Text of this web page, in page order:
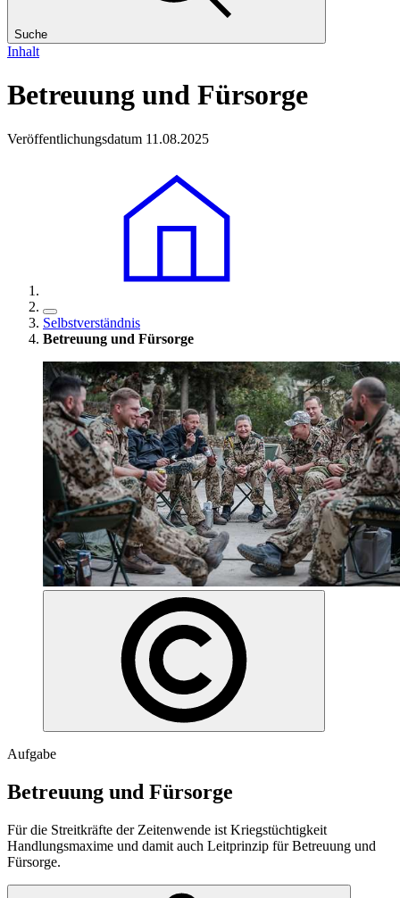
Suche
Inhalt
Betreuung und Fürsorge
Veröffentlichungsdatum 11.08.2025
Selbstverständnis
Betreuung und Fürsorge
Aufgabe
Betreuung und Fürsorge
Für die Streitkräfte der Zeitenwende ist Kriegstüchtigkeit
Handlungsmaxime und damit auch Leitprinzip für Betreuung und
Fürsorge.